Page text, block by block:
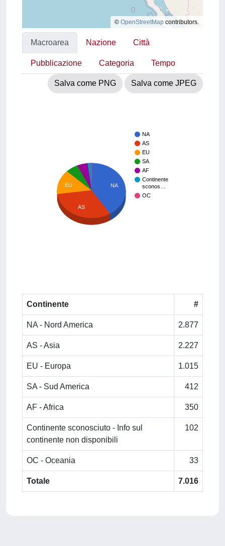
© OpenStreetMap contributors.
Macroarea Nazione Città
Pubblicazione Categoria Tempo
Salva come PNG Salva come JPEG
NA
AS
EU
SA
AF
Continente
sconos…
OC
NA
EU
AS
Continente #
NA - Nord America 2.877
AS - Asia 2.227
EU - Europa 1.015
SA - Sud America 412
AF - Africa 350
Continente sconosciuto - Info sul
continente non disponibili
102
OC - Oceania 33
Totale 7.016